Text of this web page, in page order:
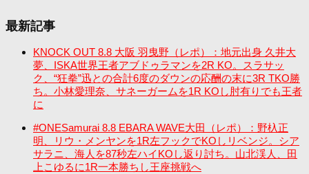
最新記事
KNOCK OUT 8.8 大阪 羽曳野（レポ）：地元出身 久井大
夢、ISKA世界王者アブドゥラマンを2R KO。スラサッ
ク、“狂拳”迅との合計6度のダウンの応酬の末に3R TKO勝
ち。小林愛理奈、サネーガームを1R KOし肘有りでも王者
に
#ONESamurai 8.8 EBARA WAVE大田（レポ）：野杁正
明、リウ・メンヤンを1R左フックでKOしリベンジ。シア
サラニ、海人を87秒左ハイKOし返り討ち。山北渓人、田
上こゆるに1R一本勝ちし王座挑戦へ